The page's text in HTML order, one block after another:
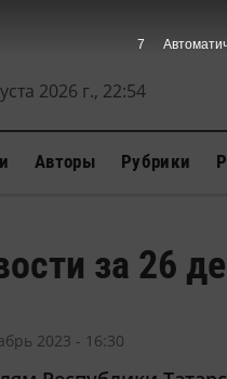
2026 г., 22:54
Авторы Рубрики
за 26
2023 - 16:30
7